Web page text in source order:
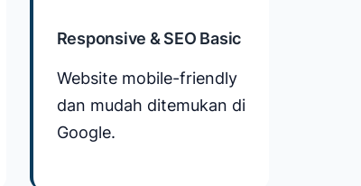
Responsive & SEO Basic
Website mobile-friendly
dan mudah ditemukan di
Google.